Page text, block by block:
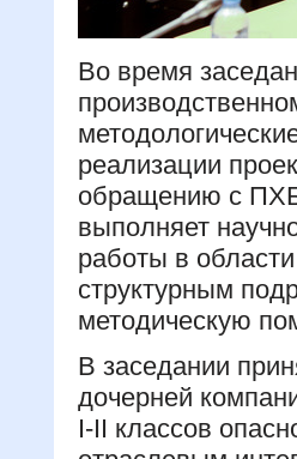
Во время
реализации
обращению с
выполняет
работы в
структурным
методическую
В заседании
дочерней
I-II классов